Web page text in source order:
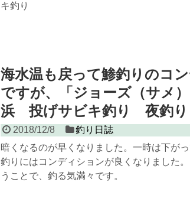
キ釣り
海水温も戻って鯵釣りのコ
ですが、「ジョーズ（サメ
浜 投げサビキ釣り 夜釣り
2018/12/8
釣り日誌
暗くなるのが早くなりました。一時は下が
釣りにはコンディションが良くなりました
うことで、釣る気満々です。